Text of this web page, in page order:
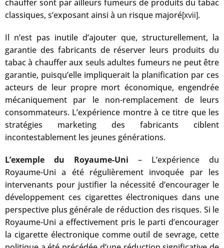
chauffer sont par ailleurs fumeurs de produits du tabac
classiques, s’exposant ainsi à un risque majoré[xvii].
Il n’est pas inutile d’ajouter que, structurellement, la
garantie des fabricants de réserver leurs produits du
tabac à chauffer aux seuls adultes fumeurs ne peut être
garantie, puisqu’elle impliquerait la planification par ces
acteurs de leur propre mort économique, engendrée
mécaniquement par le non-remplacement de leurs
consommateurs. L’expérience montre à ce titre que les
stratégies marketing des fabricants ciblent
incontestablement les jeunes générations.
L’exemple du Royaume-Uni – L’expérience du
Royaume-Uni a été régulièrement invoquée par les
intervenants pour justifier la nécessité d’encourager le
développement ces cigarettes électroniques dans une
perspective plus générale de réduction des risques. Si le
Royaume-Uni a effectivement pris le parti d’encourager
la cigarette électronique comme outil de sevrage, cette